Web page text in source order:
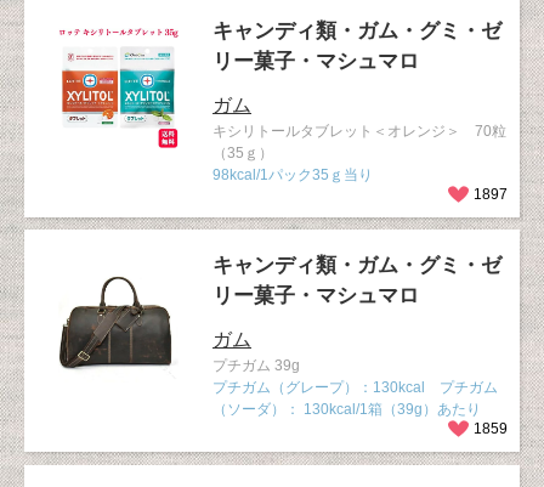
キャンディ類・ガム・グミ・ゼ
リー菓子・マシュマロ
ガム
キシリトールタブレット＜オレンジ＞ 70粒
（35ｇ）
98kcal/1パック35ｇ当り
1897
キャンディ類・ガム・グミ・ゼ
リー菓子・マシュマロ
ガム
プチガム 39g
プチガム（グレープ）：130kcal プチガム
（ソーダ）： 130kcal/1箱（39g）あたり
1859